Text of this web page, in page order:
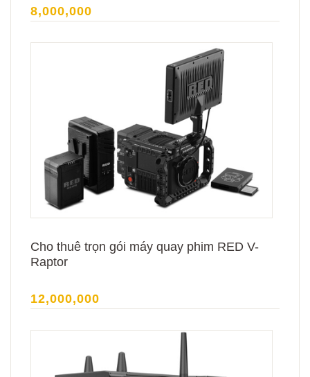
8,000,000
Cho thuê trọn gói máy quay phim RED V-
Raptor
12,000,000